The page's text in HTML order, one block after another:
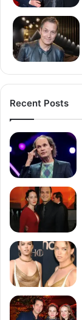
Recent Posts